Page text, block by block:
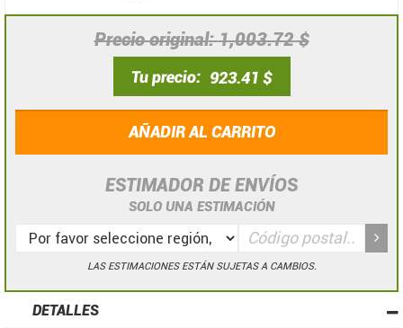
Precio original 1,003.72 $
Tu precio 923.41 $
AÑADIR AL CARRITO
ESTIMADOR DE ENVÍOS
SOLO UNA ESTIMACIÓN
LAS ESTIMACIONES ESTÁN SUJETAS A CAMBIOS.
DETALLES